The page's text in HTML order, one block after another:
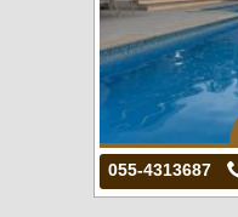
055-4313687